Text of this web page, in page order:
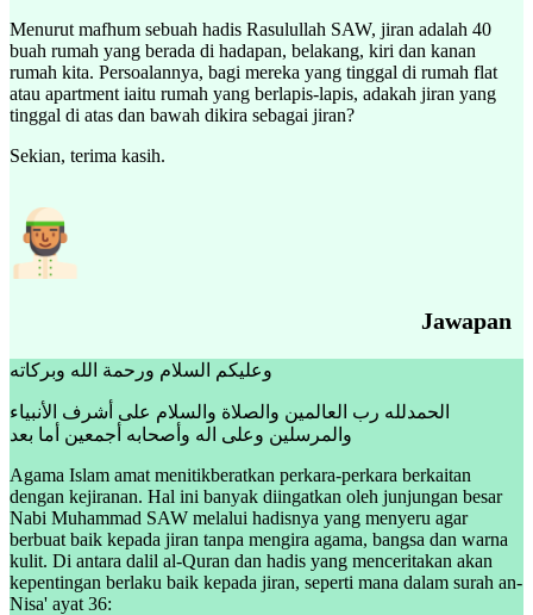
Menurut mafhum sebuah hadis Rasulullah SAW, jiran adalah 40
buah rumah yang berada di hadapan, belakang, kiri dan kanan
rumah kita. Persoalannya, bagi mereka yang tinggal di rumah flat
atau apartment iaitu rumah yang berlapis-lapis, adakah jiran yang
tinggal di atas dan bawah dikira sebagai jiran?
Sekian, terima kasih.
Jawapan
وعليكم السلام ورحمة الله وبركاته
الحمدلله رب العالمين والصلاة والسلام على أشرف الأنبياء
والمرسلين وعلى اله وأصحابه أجمعين أما بعد
Agama Islam amat menitikberatkan perkara-perkara berkaitan
dengan kejiranan. Hal ini banyak diingatkan oleh junjungan besar
Nabi Muhammad SAW melalui hadisnya yang menyeru agar
berbuat baik kepada jiran tanpa mengira agama, bangsa dan warna
kulit. Di antara dalil al-Quran dan hadis yang menceritakan akan
kepentingan berlaku baik kepada jiran, seperti mana dalam surah an-
Nisa' ayat 36: